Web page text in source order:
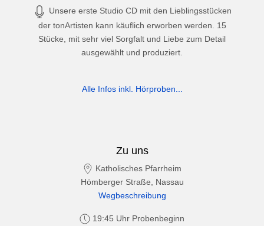
Unsere erste Studio CD mit den Lieblingsstücken
der tonArtisten kann käuflich erworben werden. 15
Stücke, mit sehr viel Sorgfalt und Liebe zum Detail
ausgewählt und produziert.
Alle Infos inkl. Hörproben...
Zu uns
Katholisches Pfarrheim
Hömberger Straße, Nassau
Wegbeschreibung
19:45 Uhr Probenbeginn